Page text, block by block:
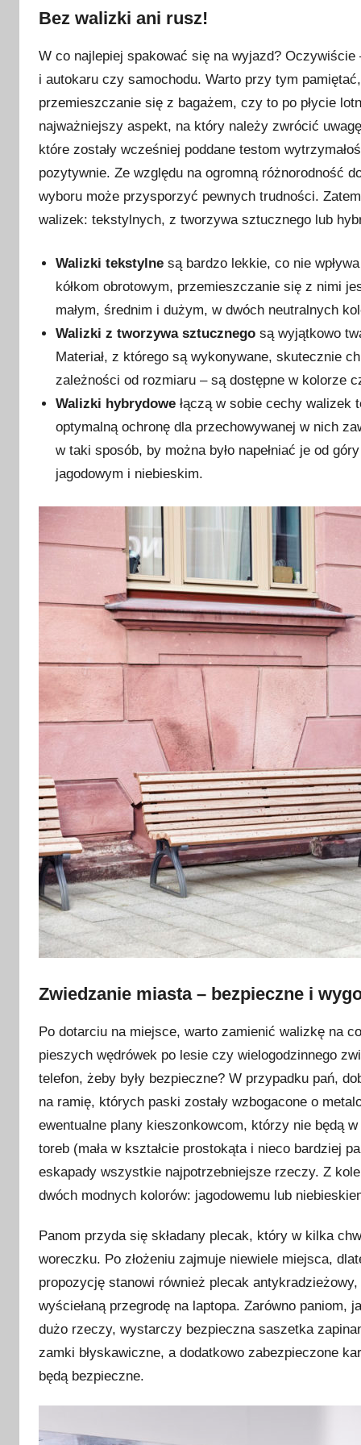
Bez walizki ani rusz!
W co najlepiej spakować się na wyjazd?
i autokaru czy samochodu. Warto przy tym
przemieszczanie się z bagażem, czy to po płycie
najważniejszy aspekt, na który należy zwrócić
które zostały wcześniej poddane testom
pozytywnie. Ze względu na ogromną różnorodność
wyboru może przysporzyć pewnych trudności.
walizek: tekstylnych, z tworzywa sztucznego lub
Walizki tekstylne są bardzo lekkie, co nie
kółkom obrotowym, przemieszczanie się z nimi
małym, średnim i dużym, w dwóch neutralnych
Walizki z tworzywa sztucznego są wyjątkowo
Materiał, z którego są wykonywane, skutecznie
zależności od rozmiaru – są dostępne w kolorze
Walizki hybrydowe łączą w sobie cechy
optymalną ochronę dla przechowywanej w nich
w taki sposób, by można było napełniać je od
jagodowym i niebieskim.
Zwiedzanie miasta – bezpieczne i
Po dotarciu na miejsce, warto zamienić walizkę na
pieszych wędrówek po lesie czy wielogodzinnego
telefon, żeby były bezpieczne? W przypadku pań,
na ramię, których paski zostały wzbogacone o
ewentualne plany kieszonkowcom, którzy nie będą
toreb (mała w kształcie prostokąta i nieco bardziej
eskapady wszystkie najpotrzebniejsze rzeczy. Z
dwóch modnych kolorów: jagodowemu lub
Panom przyda się składany plecak, który w kilka
woreczku. Po złożeniu zajmuje niewiele miejsca,
propozycję stanowi również plecak
wyściełaną przegrodę na laptopa. Zarówno
dużo rzeczy, wystarczy bezpieczna saszetka
zamki błyskawiczne, a dodatkowo zabezpieczone
będą bezpieczne.